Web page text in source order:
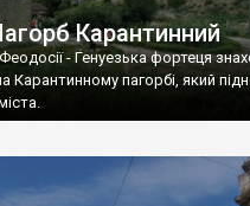
Карантинний
- Генуезька фортеця
Карантинному пагорбі, який